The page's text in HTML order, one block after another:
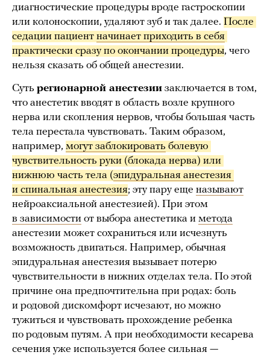
диагностические процедуры вроде гастроскопии
или колоноскопии, удаляют зуб и так далее. После
седации пациент начинает приходить в себя
практически сразу по окончании процедуры, чего
нельзя сказать об общей анестезии.
Суть регионарной анестезии заключается в том,
что анестетик вводят в область возле крупного
нерва или скопления нервов, чтобы большая часть
тела перестала чувствовать. Таким образом,
например, могут заблокировать болевую
чувствительность руки (блокада нерва) или
нижнюю часть тела (эпидуральная анестезия
и спинальная анестезия; эту пару еще называют
нейроаксиальной анестезией). При этом
в зависимости от выбора анестетика и метода
анестезии может сохраниться или исчезнуть
возможность двигаться. Например, обычная
эпидуральная анестезия вызывает потерю
чувствительности в нижних отделах тела. По этой
причине она предпочтительна при родах: боль
и родовой дискомфорт исчезают, но можно
тужиться и чувствовать прохождение ребенка
по родовым путям. А при необходимости кесарева
сечения уже используется более сильная —